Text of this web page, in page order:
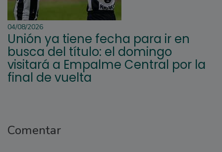
04/08/2026
Unión ya tiene fecha para ir en
busca del título: el domingo
visitará a Empalme Central por la
final de vuelta
Comentar